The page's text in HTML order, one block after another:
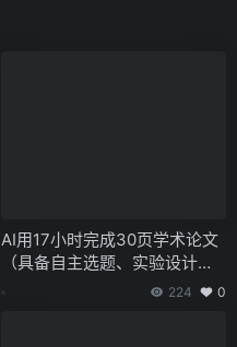
AI用17小时完成30页学术论文
（具备自主选题、实验设计和A
224 0